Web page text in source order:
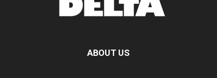
ABOUT US